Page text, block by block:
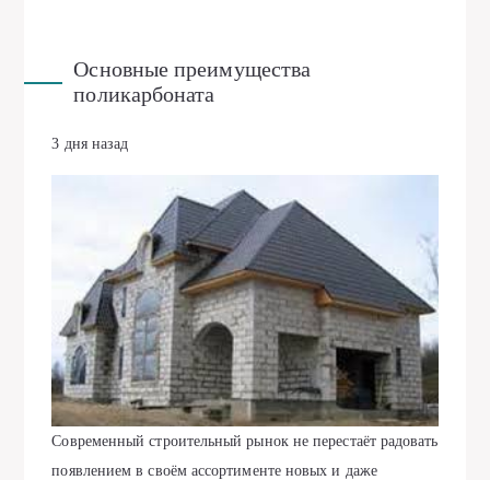
Основные преимущества
поликарбоната
3 дня назад
Современный строительный рынок не перестаёт радовать
появлением в своём ассортименте новых и даже